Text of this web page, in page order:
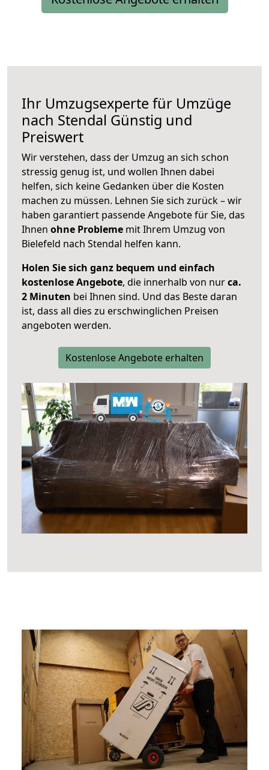
Ihr Umzugsexperte für Umzüge
nach Stendal Günstig und
Preiswert
Wir verstehen, dass der Umzug an sich schon
stressig genug ist, und wollen Ihnen dabei
helfen, sich keine Gedanken über die Kosten
machen zu müssen. Lehnen Sie sich zurück – wir
haben garantiert passende Angebote für Sie, das
Ihnen ohne Probleme mit Ihrem Umzug von
Bielefeld nach Stendal helfen kann.
Holen Sie sich ganz bequem und einfach
kostenlose Angebote, die innerhalb von nurca.
2 Minuten bei Ihnen sind. Und das Beste daran
ist, dass all dies zu erschwinglichen Preisen
angeboten werden.
Kostenlose Angebote erhalten